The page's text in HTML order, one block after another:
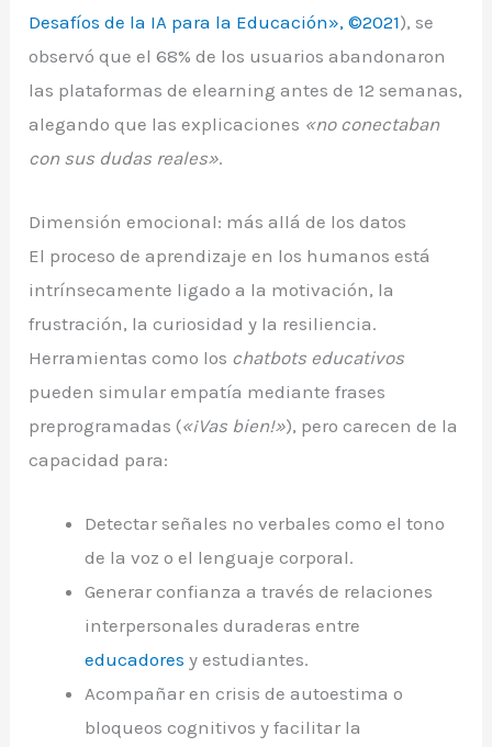
Desafíos de la IA para la Educación», ©2021), se
observó que el 68% de los usuarios abandonaron
las plataformas de elearning antes de 12 semanas,
alegando que las explicaciones «no conectaban
con sus dudas reales».
Dimensión emocional: más allá de los datos
El proceso de aprendizaje en los humanos está
intrínsecamente ligado a la motivación, la
frustración, la curiosidad y la resiliencia.
Herramientas como los chatbots educativos
pueden simular empatía mediante frases
preprogramadas («¡Vas bien!»), pero carecen de la
capacidad para:
Detectar señales no verbales como el tono
de la voz o el lenguaje corporal.
Generar confianza a través de relaciones
interpersonales duraderas entre
educadores y estudiantes.
Acompañar en crisis de autoestima o
bloqueos cognitivos y facilitar la